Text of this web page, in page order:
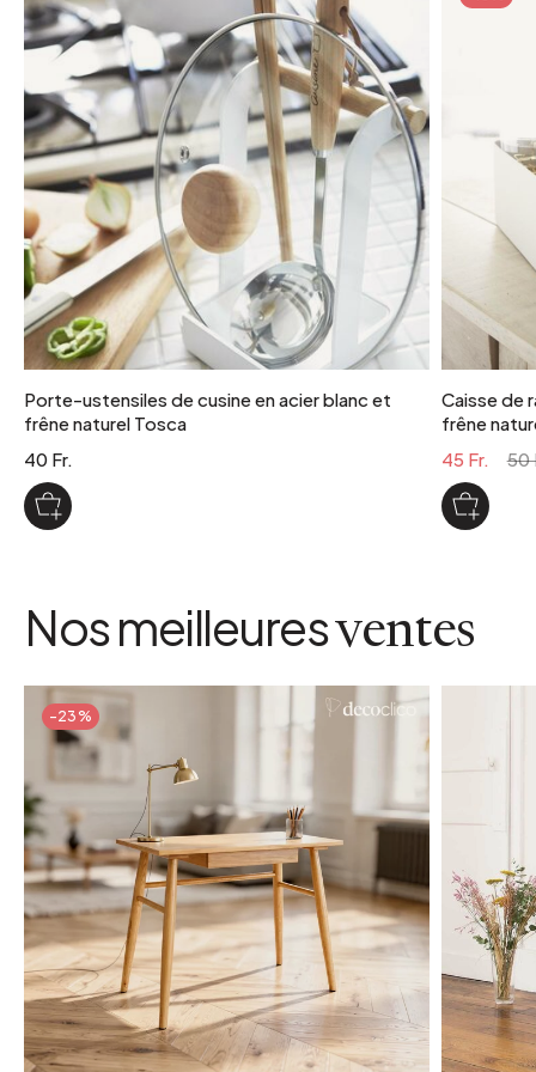
poids colis
5 kg
coloris
noir
Porte-ustensiles de cusine en acier blanc et
frêne naturel Tosca
40 Fr.
Caisse de
frêne
45 Fr.
50
Nos meilleuresventes
-23%